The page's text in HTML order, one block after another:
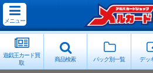
メニュー
遊戯王カード買
取
商品検索 パック別一覧 デッ